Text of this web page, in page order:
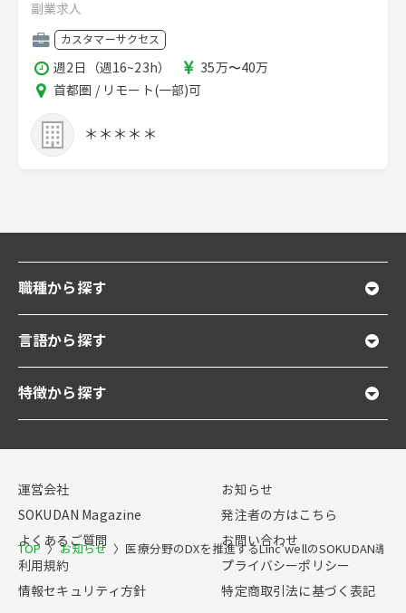
TOP 〉 お知らせ 〉 医療分野のDXを推進するLinc’wellのSOKUDAN導入
副業求人
職
種
カスタマーサクセス
稼
働
時
間
週2日（週16~23h）
報
酬
35万〜40万
エ
ア
首都圏 / リモート(一部)可
＊＊＊＊＊
職種から探す
言語から探す
特徴から探す
運営会社
お知らせ
SOKUDAN Magazine
発注者の方はこちら
よくあるご質問
お問い合わせ
利用規約
プライバシーポリシー
情報セキュリティ方針
特定商取引法に基づく表記